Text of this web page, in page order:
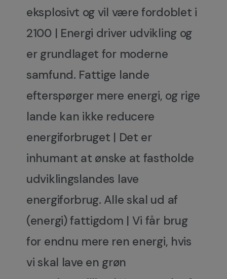
eksplosivt og vil være fordoblet i
2100 | Energi driver udvikling og
er grundlaget for moderne
samfund. Fattige lande
efterspørger mere energi, og rige
lande kan ikke reducere
energiforbruget | Det er
inhumant at ønske at fastholde
udviklingslandes lave
energiforbrug. Alle skal ud af
(energi) fattigdom | Vi får brug
for endnu mere ren energi, hvis
vi skal lave en grøn